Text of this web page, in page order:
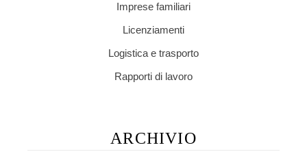
Imprese familiari
Licenziamenti
Logistica e trasporto
Rapporti di lavoro
ARCHIVIO